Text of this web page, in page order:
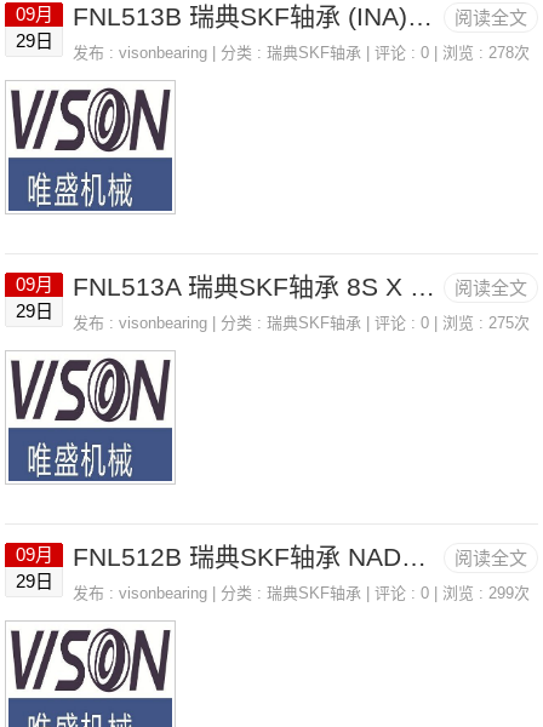
阅读全文
09月
29日
FNL513B 瑞典SKF轴承 (INA)NKS30-XL
发布 :visonbearing | 分类 :瑞典SKF轴承 | 评论 : 0 | 浏览 : 278次
阅读全文
09月
29日
FNL513A 瑞典SKF轴承 8S X 1-7/8 FLANGE 004577
发布 :visonbearing | 分类 :瑞典SKF轴承 | 评论 : 0 | 浏览 : 275次
阅读全文
09月
29日
FNL512B 瑞典SKF轴承 NADELLA PKR52C
发布 :visonbearing | 分类 :瑞典SKF轴承 | 评论 : 0 | 浏览 : 299次